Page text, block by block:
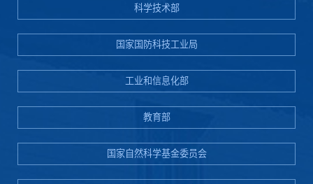
科学技术部
国家国防科技工业局
工业和信息化部
教育部
国家自然科学基金委员会